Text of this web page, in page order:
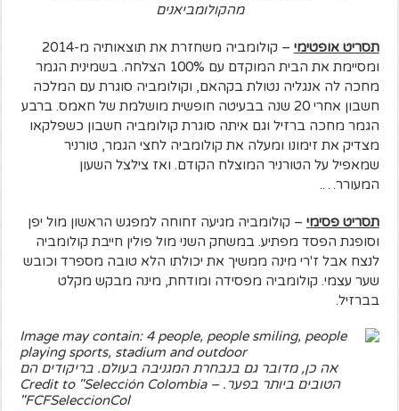
מהקולומביאנים
תסריט אופטימי
– קולומביה משחזרת את תוצאותיה מ-2014
ומסיימת את הבית המוקדם עם 100% הצלחה. בשמינית הגמר
מחכה לה אנגליה נטולת בקהאם, וקולומביה סוגרת עם המלכה
חשבון אחרי 20 שנה בבעיטה חופשית מושלמת של חאמס. ברבע
הגמר מחכה ברזיל וגם איתה סוגרת קולומביה חשבון כשפלקאו
מצדיק את זימונו ומעלה את קולומביה לחצי הגמר, טורניר
שמאפיל על הטורניר המוצלח הקודם. ואז צילצל השעון
המעורר….
תסריט פסימי – קולומביה מגיעה זחוחה למפגש הראשון מול יפן
וסופגת הפסד מפתיע. במשחק השני מול פולין חייבת קולומביה
לנצח אבל ז'רי מינה ממשיך את יכולתו הלא טובה מספרד וכובש
שער עצמי. קולומביה מפסידה ומודחת, מינה מבקש מקלט
בברזיל.
אה כן, מדובר גם בנבחרת המגניבה בעולם. בריקודים הם
הטובים ביותר בפער. Credit to "Selección Colombia –
FCFSeleccionCol"